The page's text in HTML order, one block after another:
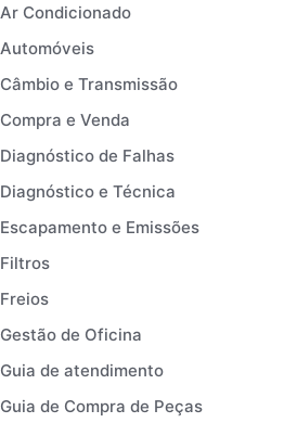
Ar Condicionado
Automóveis
Câmbio e Transmissão
Compra e Venda
Diagnóstico de Falhas
Diagnóstico e Técnica
Escapamento e Emissões
Filtros
Freios
Gestão de Oficina
Guia de atendimento
Guia de Compra de Peças